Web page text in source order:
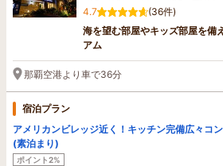
4.7
(36件)
海を望む部屋やキッズ部屋を備
アム
那覇空港より車で36分
宿泊プラン
アメリカンビレッジ近く！キッチン完備広々コ
(素泊まり)
ポイント2%